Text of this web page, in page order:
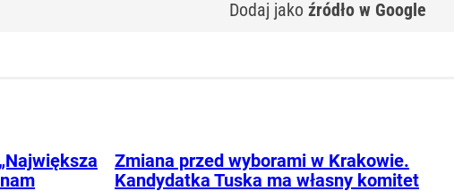
Dodaj jako źródło w Google
Zmiana przed wyborami w Krakowie.
Kandydatka Tuska ma własny komitet